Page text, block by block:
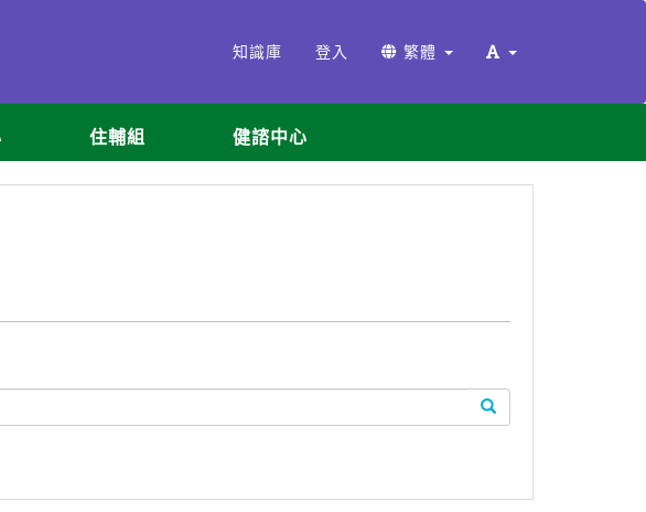
知識庫 登入 繁體
住輔組 健諮中心